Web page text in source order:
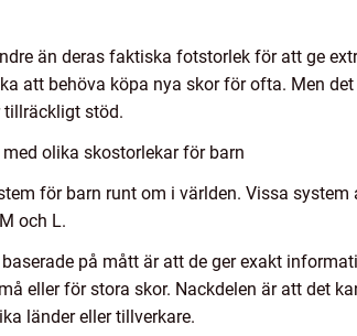
än deras faktiska fotstorlek för att ge
att behöva köpa nya skor för ofta. Men
tillräckligt stöd.
olika skostorlekar för barn
för barn runt om i världen. Vissa
och L.
på mått är att de ger exakt
eller för stora skor. Nackdelen är att det
länder eller tillverkare.